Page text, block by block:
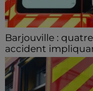
Barjouville :
accident
La circulation a été
après-midi sur la
suite d'une collision